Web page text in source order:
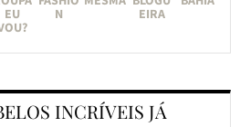
EU
N
EIRA
INCRÍVEIS JÁ